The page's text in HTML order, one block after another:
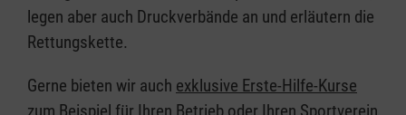
legen aber auch Druckverbände an und erläutern die
Rettungskette.
Gerne bieten wir auch exklusive Erste-Hilfe-Kurse